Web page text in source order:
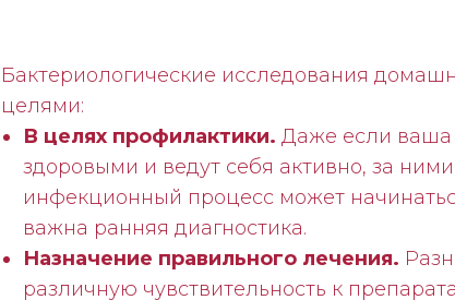
Бактериологические исследования
целями:
В целях профилактики. Даже если ваша
здоровыми и ведут себя активно, за
инфекционный процесс может
важна ранняя диагностика.
Назначение правильного лечения.
различную чувствительность к